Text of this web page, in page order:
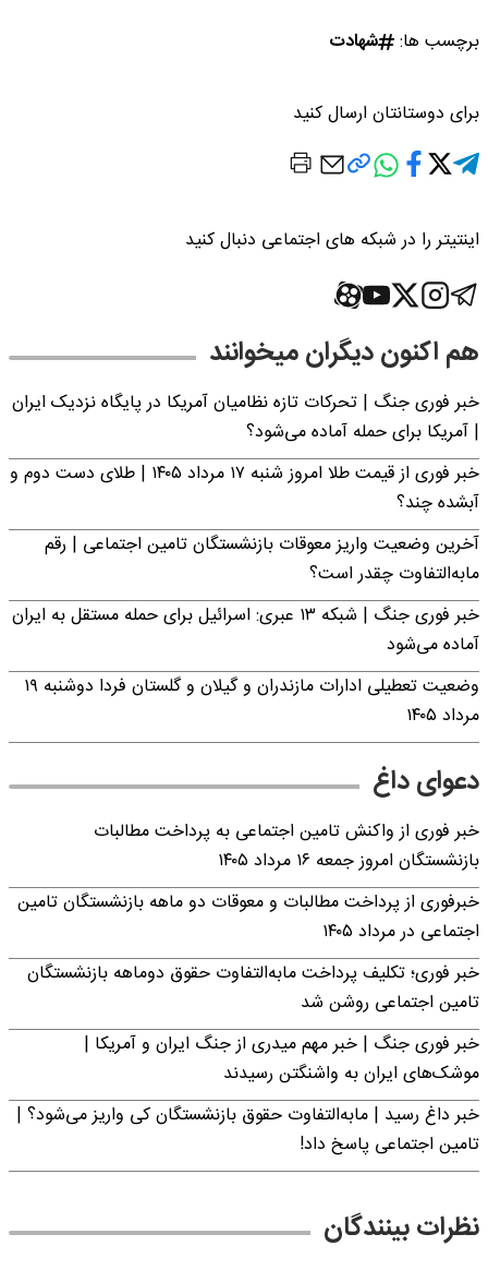
برچسب ها: شهادت
برای دوستانتان ارسال کنید
اینتیتر را در شبکه های اجتماعی دنبال کنید
هم اکنون دیگران میخوانند
خبر فوری جنگ | تحرکات تازه نظامیان آمریکا در پایگاه نزدیک ایران
| آمریکا برای حمله آماده می‌شود؟
خبر فوری از قیمت طلا امروز شنبه ۱۷ مرداد ۱۴۰۵ | طلای دست دوم و
آبشده چند؟
آخرین وضعیت واریز معوقات بازنشستگان تامین اجتماعی | رقم
مابه‌التفاوت چقدر است؟
خبر فوری جنگ | شبکه ۱۳ عبری: اسرائیل برای حمله مستقل به ایران
آماده می‌شود
وضعیت تعطیلی ادارات مازندران و گیلان و گلستان فردا دوشنبه ۱۹
مرداد ۱۴۰۵
دعوای داغ
خبر فوری از واکنش تامین اجتماعی به پرداخت مطالبات
بازنشستگان امروز جمعه ۱۶ مرداد ۱۴۰۵
خبرفوری از پرداخت مطالبات و معوقات دو ماهه بازنشستگان تامین
اجتماعی در مرداد ۱۴۰۵
خبر فوری؛ تکلیف پرداخت مابه‌التفاوت حقوق دوماهه بازنشستگان
تامین اجتماعی روشن شد
خبر فوری جنگ | خبر مهم میدری از جنگ ایران و آمریکا |
موشک‌های ایران به واشنگتن رسیدند
خبر داغ رسید | مابه‌التفاوت حقوق بازنشستگان کی واریز می‌شود؟ |
تامین اجتماعی پاسخ داد!
نظرات بینندگان